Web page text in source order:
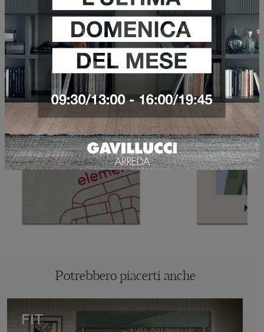
Sfoglia i cataloghi
Potrebbero piacerti anche
FIT